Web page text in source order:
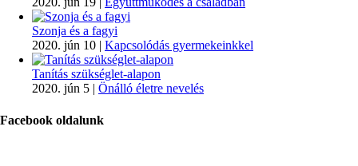
Szonja és a fagyi
2020. jún 10 | Kapcsolódás gyermekeinkkel
Tanítás szükséglet-alapon
2020. jún 5 | Önálló életre nevelés
Facebook oldalunk